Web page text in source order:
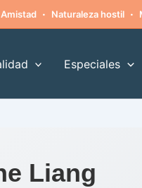
Amistad · Naturaleza hostil ·
Especiales
Liang